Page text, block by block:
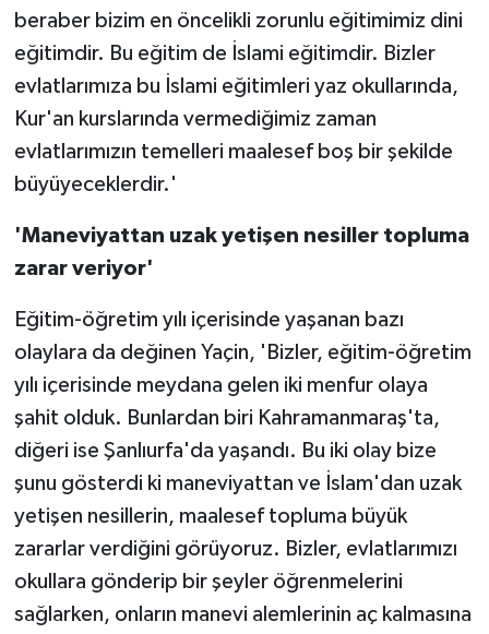
beraber bizim en öncelikli zorunlu eğitimimiz dini
eğitimdir. Bu eğitim de İslami eğitimdir. Bizler
evlatlarımıza bu İslami eğitimleri yaz okullarında,
Kur'an kurslarında vermediğimiz zaman
evlatlarımızın temelleri maalesef boş bir şekilde
büyüyeceklerdir.'
'Maneviyattan uzak yetişen nesiller topluma
zarar veriyor'
Eğitim-öğretim yılı içerisinde yaşanan bazı
olaylara da değinen Yaçin, 'Bizler, eğitim-öğretim
yılı içerisinde meydana gelen iki menfur olaya
şahit olduk. Bunlardan biri Kahramanmaraş'ta,
diğeri ise Şanlıurfa'da yaşandı. Bu iki olay bize
şunu gösterdi ki maneviyattan ve İslam'dan uzak
yetişen nesillerin, maalesef topluma büyük
zararlar verdiğini görüyoruz. Bizler, evlatlarımızı
okullara gönderip bir şeyler öğrenmelerini
sağlarken, onların manevi alemlerinin aç kalmasına